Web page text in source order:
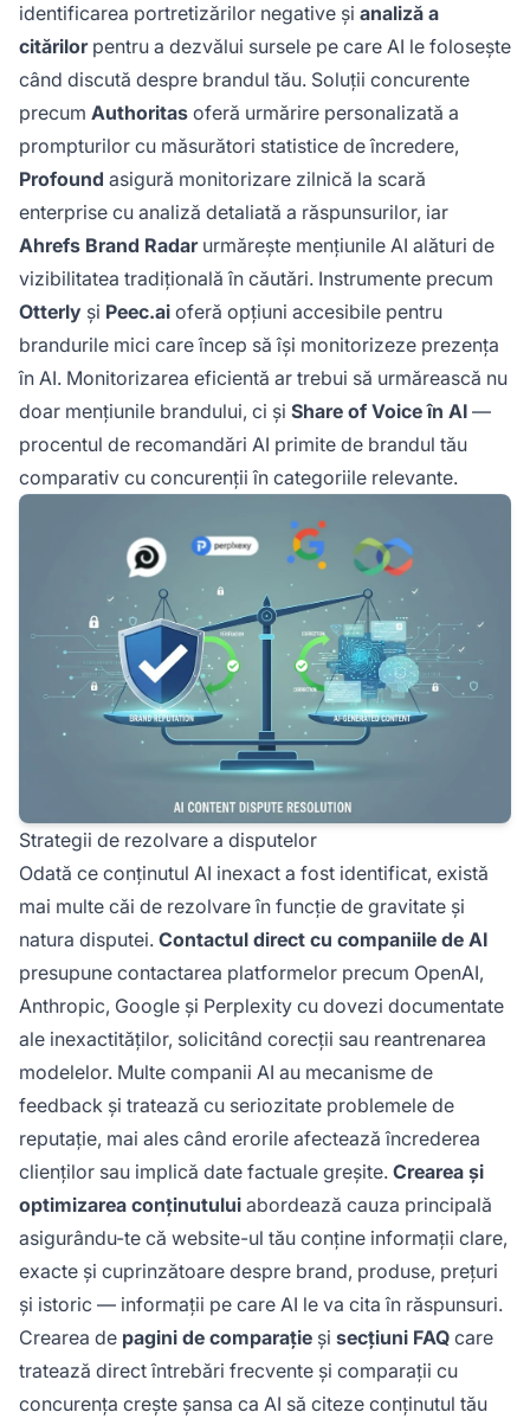
identificarea portretizărilor negative și analiză a
citărilorpentru a dezvălui sursele pe care AI le folosește
când discută despre brandul tău. Soluții concurente
precum Authoritas oferă urmărire personalizată a
prompturilor cu măsurători statistice de încredere,
Profound asigură monitorizare zilnică la scară
enterprise cu analiză detaliată a răspunsurilor, iar
Ahrefs Brand Radarurmărește mențiunile AI alături de
vizibilitatea tradițională în căutări. Instrumente precum
Otterly și Peec.ai oferă opțiuni accesibile pentru
brandurile mici care încep să își monitorizeze prezența
în AI. Monitorizarea eficientă ar trebui să urmărească nu
doar mențiunile brandului, ci și Share of Voice în AI —
procentul de recomandări AI primite de brandul tău
comparativ cu concurenții în categoriile relevante.
Strategii de rezolvare a disputelor
Odată ce conținutul AI inexact a fost identificat, există
mai multe căi de rezolvare în funcție de gravitate și
natura disputei. Contactul direct cu companiile de AI
presupune contactarea platformelor precum OpenAI,
Anthropic, Google și Perplexity cu dovezi documentate
ale inexactităților, solicitând corecții sau reantrenarea
modelelor. Multe companii AI au mecanisme de
feedback și tratează cu seriozitate problemele de
reputație, mai ales când erorile afectează încrederea
clienților sau implică date factuale greșite. Crearea și
optimizarea conținutului abordează cauza principală
asigurându-te că website-ul tău conține informații clare,
exacte și cuprinzătoare despre brand, produse, prețuri
și istoric — informații pe care AI le va cita în răspunsuri.
Crearea de pagini de comparație și secțiuni FAQ care
tratează direct întrebări frecvente și comparații cu
concurența crește șansa ca AI să citeze conținutul tău